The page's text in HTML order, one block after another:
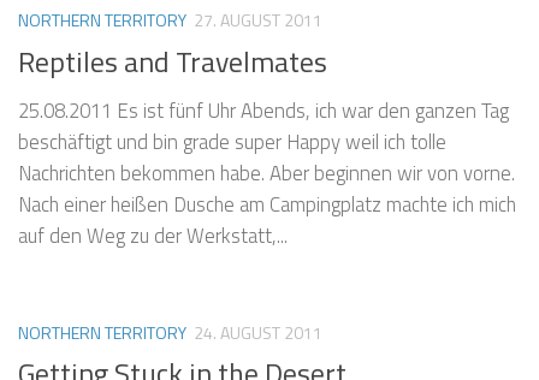
NORTHERN TERRITORY 27. AUGUST 2011
Reptiles and Travelmates
25.08.2011 Es ist fünf Uhr Abends, ich war den ganzen Tag
beschäftigt und bin grade super Happy weil ich tolle
Nachrichten bekommen habe. Aber beginnen wir von vorne.
Nach einer heißen Dusche am Campingplatz machte ich mich
auf den Weg zu der Werkstatt,...
NORTHERN TERRITORY 24. AUGUST 2011